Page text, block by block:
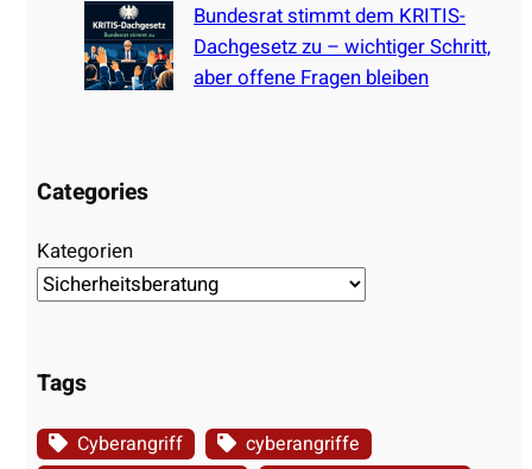
Bundesrat stimmt dem KRITIS-
Dachgesetz zu – wichtiger Schritt,
aber offene Fragen bleiben
Categories
Kategorien
Tags
Cyberangriff
cyberangriffe